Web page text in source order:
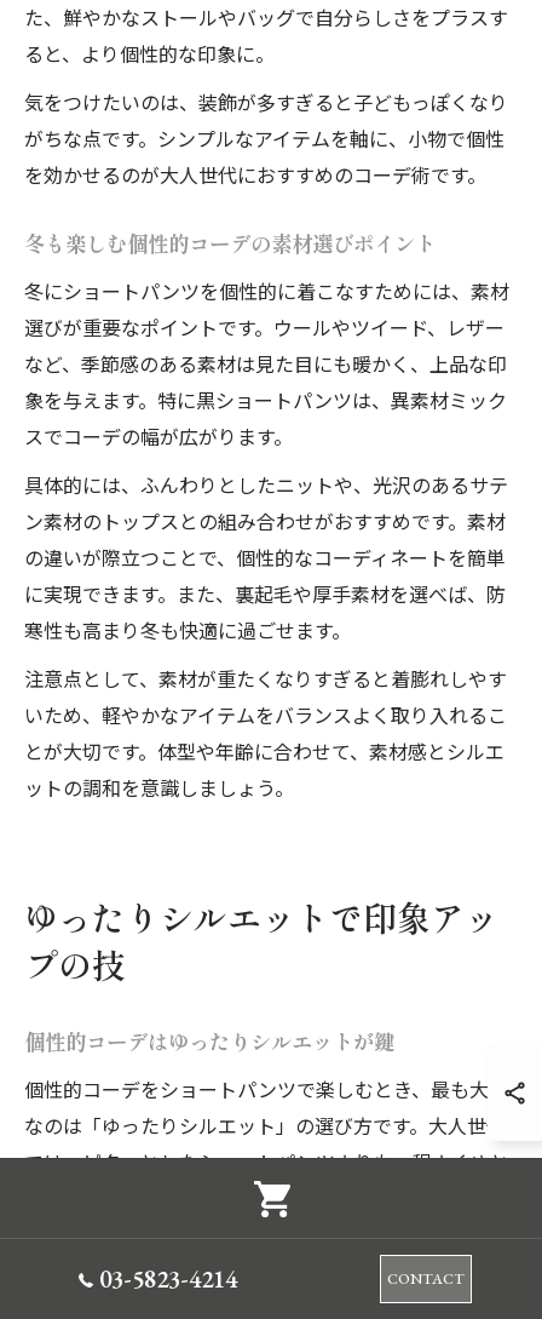
た、鮮やかなストールやバッグで自分らしさをプラスす
ると、より個性的な印象に。
気をつけたいのは、装飾が多すぎると子どもっぽくなり
がちな点です。シンプルなアイテムを軸に、小物で個性
を効かせるのが大人世代におすすめのコーデ術です。
冬も楽しむ個性的コーデの素材選びポイント
冬にショートパンツを個性的に着こなすためには、素材
選びが重要なポイントです。ウールやツイード、レザー
など、季節感のある素材は見た目にも暖かく、上品な印
象を与えます。特に黒ショートパンツは、異素材ミック
スでコーデの幅が広がります。
具体的には、ふんわりとしたニットや、光沢のあるサテ
ン素材のトップスとの組み合わせがおすすめです。素材
の違いが際立つことで、個性的なコーディネートを簡単
に実現できます。また、裏起毛や厚手素材を選べば、防
寒性も高まり冬も快適に過ごせます。
注意点として、素材が重たくなりすぎると着膨れしやす
いため、軽やかなアイテムをバランスよく取り入れるこ
とが大切です。体型や年齢に合わせて、素材感とシルエ
ットの調和を意識しましょう。
ゆったりシルエットで印象アッ
プの技
個性的コーデはゆったりシルエットが鍵
個性的コーデをショートパンツで楽しむとき、最も大切
なのは「ゆったりシルエット」の選び方です。大人世代
では、ピタッとしたショートパンツよりも、程よくゆと
りのあるデザインが上品な印象を与えます。特に40代・
50代の方には、膝丈前後のワイドショートパンツや、タ
ック入りで立体感のあるシルエットが人気です。
03-5823-4214 CONTACT